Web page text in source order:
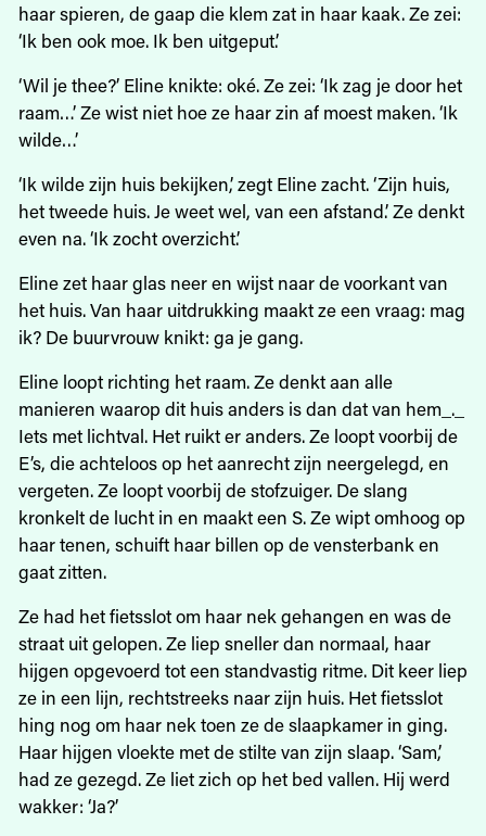
haar spieren, de gaap die klem zat in haar kaak. Ze zei:
‘Ik ben ook moe. Ik ben uitgeput.’
‘Wil je thee?’ Eline knikte: oké. Ze zei: ‘Ik zag je door het
raam…’ Ze wist niet hoe ze haar zin af moest maken. ‘Ik
wilde…’
‘Ik wilde zijn huis bekijken,’ zegt Eline zacht. ‘Zijn huis,
het tweede huis. Je weet wel, van een afstand.’ Ze denkt
even na. ‘Ik zocht overzicht.’
Eline zet haar glas neer en wijst naar de voorkant van
het huis. Van haar uitdrukking maakt ze een vraag: mag
ik? De buurvrouw knikt: ga je gang.
Eline loopt richting het raam. Ze denkt aan alle
manieren waarop dit huis anders is dan dat van hem_._
Iets met lichtval. Het ruikt er anders. Ze loopt voorbij de
E’s, die achteloos op het aanrecht zijn neergelegd, en
vergeten. Ze loopt voorbij de stofzuiger. De slang
kronkelt de lucht in en maakt een S. Ze wipt omhoog op
haar tenen, schuift haar billen op de vensterbank en
gaat zitten.
Ze had het fietsslot om haar nek gehangen en was de
straat uit gelopen. Ze liep sneller dan normaal, haar
hijgen opgevoerd tot een standvastig ritme. Dit keer liep
ze in een lijn, rechtstreeks naar zijn huis. Het fietsslot
hing nog om haar nek toen ze de slaapkamer in ging.
Haar hijgen vloekte met de stilte van zijn slaap. ‘Sam,’
had ze gezegd. Ze liet zich op het bed vallen. Hij werd
wakker: ‘Ja?’